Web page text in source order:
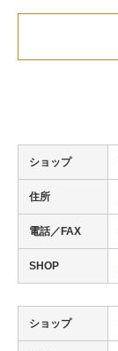
ショップ
住所
電話／FAX
SHOP
ショップ